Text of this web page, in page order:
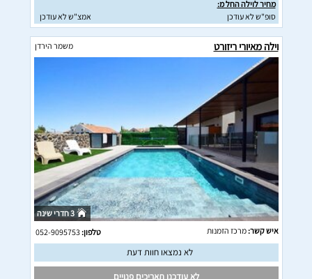
מחיר לוילה החל מ:
סופ"ש לא עודכן
אמצ"ש לא עודכן
וילה מאיורי ריזורט משמר הירדן
3 חדרי שינה
איש קשר:מרכז הזמנות טלפון:052-9095753
לא נמצאו חוות דעת